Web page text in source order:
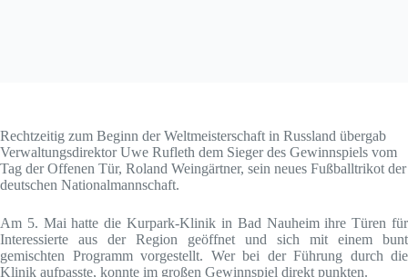
Rechtzeitig zum Beginn der Weltmeisterschaft in Russland übergab
Verwaltungsdirektor Uwe Rufleth dem Sieger des Gewinnspiels vom
Tag der Offenen Tür, Roland Weingärtner, sein neues Fußballtrikot der
deutschen Nationalmannschaft.
Am 5. Mai hatte die Kurpark-Klinik in Bad Nauheim ihre Türen für
Interessierte aus der Region geöffnet und sich mit einem bunt
gemischten Programm vorgestellt. Wer bei der Führung durch die
Klinik aufpasste, konnte im großen Gewinnspiel direkt punkten.